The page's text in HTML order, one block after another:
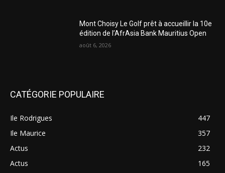
Mont Choisy Le Golf prêt à accueillir la 10e
édition de l’AfrAsia Bank Mauritius Open
août 6, 2026
CATÉGORIE POPULAIRE
Ile Rodrigues
447
Ile Maurice
357
Actus
232
Actus
165